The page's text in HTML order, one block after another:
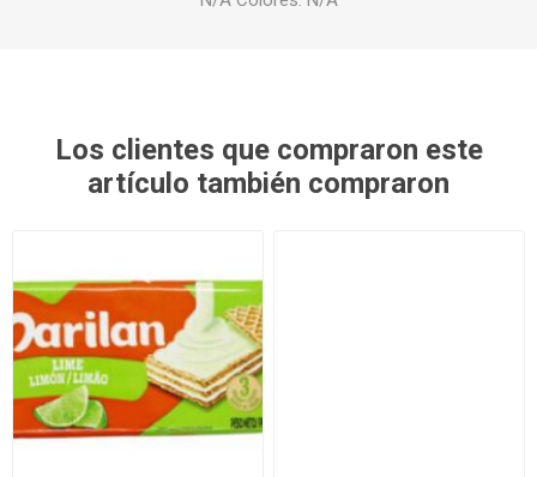
Los clientes que compraron este
artículo también compraron